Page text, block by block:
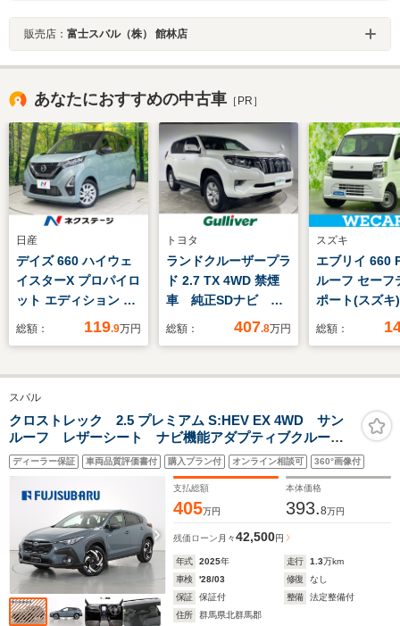
販売店： 富士スバル（株） 館林店
あなたにおすすめの中古車 ［PR］
日産
デイズ 660 ハイウェ
イスターX プロパイロ
ット エディション 全
周囲カメラ 衝突被害
ーナーセンサー スマ
ートキー LEDヘッ
ド ETC 純正14イ
ンチアルミ オートラ
イト ディスプレイオ
総額： 119.9万円
トヨタ
ランドクルーザープラ
ド 2.7 TX 4WD 禁煙
車 純正SDナビ バ
ックモニター ドラレ
アシスト コーナーセ
バッグ 4WD ビル
トインETC 衝突軽
減 盗難防止
Bluetooth接続可
総額： 407.8万円
スズキ
エブリイ 660
ルーフ セーフ
ポート(スズキ
脱防止支援シ
ABS/横滑り防
プ/パワーウイ
キーレス
総額：
スバル
クロストレック 2.5 プレミアム S:HEV EX 4WD サン
ルーフ レザーシート ナビ機能アダプティブクルー
ズ LEDライト ナビ 障害物センサー ワンオーナ
盗難防止システム レーンアシスト 社外ドラレコ
ETC2.0 全周囲カメラ 左右温度調節機能付きエアコン
ディーラー保証 車両品質評価書付 購入プラン付 オンライン相談可 360°画像付
支払総額
405万円
本体価格
393.8万円
残価ローン 月々42,500円
年式 2025年 走行 1.3万km
車検
'28/03 修復
なし
保証
保証付 整備
法定整備付
住所
群馬県北群馬郡